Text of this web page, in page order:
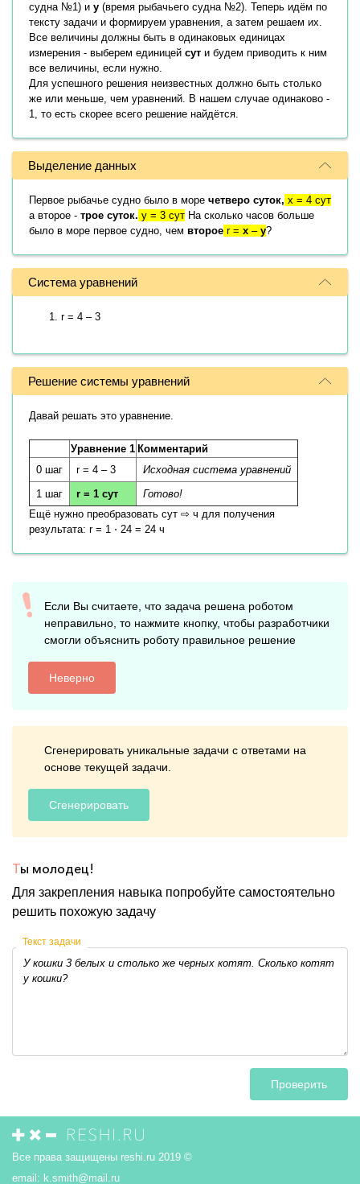
судна №1) и y (время рыбачьего судна №2). Теперь идём по
тексту задачи и формируем уравнения, а затем решаем их.
Все величины должны быть в одинаковых единицах
измерения - выберем единицей сут и будем приводить к ним
все величины, если нужно.
Для успешного решения неизвестных должно быть столько
же или меньше, чем уравнений. В нашем случае одинаково -
1, то есть скорее всего решение найдётся.
Выделение данных
Первое рыбачье судно было в море четверо суток, x = 4 сут
а второе - трое суток. y = 3 сут На сколько часов больше
было в море первое судно, чем второе r = x – y?
Система уравнений
r = 4 – 3
Решение системы уравнений
Давай решать это уравнение.
Уравнение 1 Комментарий
0 шаг
r = 4 – 3
Исходная система уравнений
1 шаг
r = 1 сут
Готово!
Ещё нужно преобразовать сут ⇨ ч для получения
результата: r = 1 ⋅ 24 = 24 ч
Если Вы считаете, что задача решена роботом
неправильно, то нажмите кнопку, чтобы разработчики
смогли объяснить роботу правильное решение
Неверно
Сгенерировать уникальные задачи с ответами на
основе текущей задачи.
Сгенерировать
Ты молодец!
Для закрепления навыка попробуйте самостоятельно
решить похожую задачу
Текст задачи
Проверить
Все права защищены reshi.ru 2019 ©
email: k.smith@mail.ru